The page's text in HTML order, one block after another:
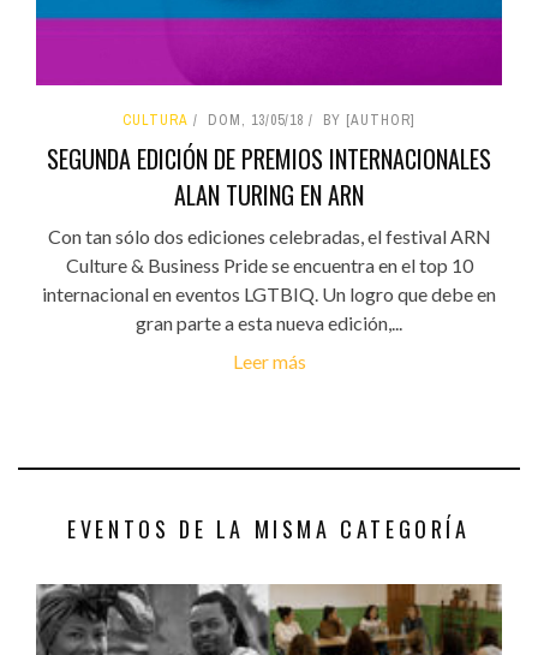
CULTURA DOM, 13/05/18 BY [AUTHOR]
SEGUNDA EDICIÓN DE PREMIOS INTERNACIONALES
ALAN TURING EN ARN
Con tan sólo dos ediciones celebradas, el festival ARN
Culture & Business Pride se encuentra en el top 10
internacional en eventos LGTBIQ. Un logro que debe en
gran parte a esta nueva edición,...
Leer más
EVENTOS DE LA MISMA CATEGORÍA